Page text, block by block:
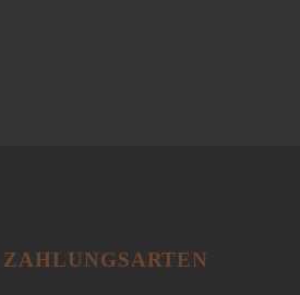
ZAHLUNGSARTEN